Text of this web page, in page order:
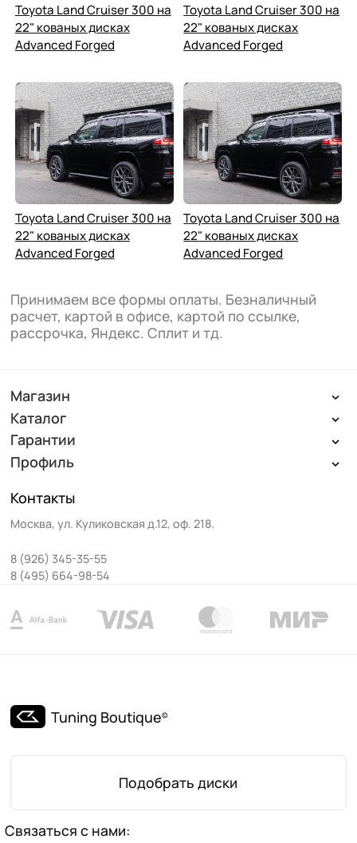
Toyota Land Cruiser 300 на
22" кованых дисках
Advanced Forged
Toyota Land Cruiser 300 на
22" кованых дисках
Advanced Forged
Toyota Land Cruiser 300 на
22" кованых дисках
Advanced Forged
Toyota Land Cruiser 300 на
22" кованых дисках
Advanced Forged
Принимаем все формы оплаты. Безналичный
расчет, картой в офисе, картой по ссылке,
рассрочка, Яндекс. Сплит и тд.
Магазин
Каталог
Гарантии
Профиль
Контакты
Москва, ул. Куликовская д.12, оф. 218.
8 (926) 345-35-55
8 (495) 664-98-54
Tuning Boutique©
Подобрать диски
Связаться с нами: